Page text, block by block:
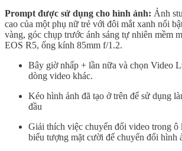
Prompt được sử dụng cho hình ảnh: Ảnh
cao của một phụ nữ trẻ với đôi mắt xanh nổi
vàng, góc chụp trước ánh sáng tự nhiên mềm
EOS R5, ống kính 85mm f/1.2.
Bây giờ nhấp + lần nữa và chọn Video
dòng video khác.
Kéo hình ảnh đã tạo ở trên để sử dụng
đầu
Giải thích việc chuyển đổi video trong ô
biểu tượng mặt cười để chuyển đổi hình